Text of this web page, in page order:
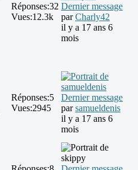
Réponses:32
Vues:12.3k
Dernier message
parCharly42
il y a 17 ans 6
mois
Réponses:5
Vues:2945
Dernier message
parsamueldenis
il y a 17 ans 6
mois